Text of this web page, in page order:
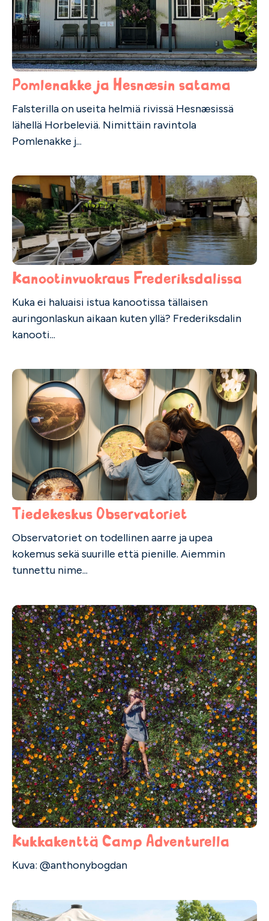
Pomlenakke ja Hesnæsin satama
Falsterilla on useita helmiä rivissä Hesnæsissä
lähellä Horbeleviä. Nimittäin ravintola
Pomlenakke j...
Kanootinvuokraus Frederiksdalissa
Kuka ei haluaisi istua kanootissa tällaisen
auringonlaskun aikaan kuten yllä? Frederiksdalin
kanooti...
Tiedekeskus Observatoriet
Observatoriet on todellinen aarre ja upea
kokemus sekä suurille että pienille. Aiemmin
tunnettu nime...
Kukkakenttä Camp Adventurella
Kuva: @anthonybogdan